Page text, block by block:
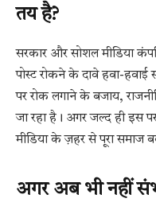
तय है?
सरकार और सोशल मीडिया
पोस्ट रोकने के दावे हवा-
पर रोक लगाने के बजाय,
जा रहा है। अगर जल्द ही इस
मीडिया के ज़हर से पूरा समाज
अगर अब भी नहीं